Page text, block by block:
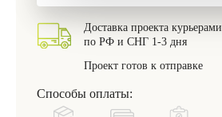
Доставка проекта курьерами
по РФ и СНГ 1-3 дня
Проект готов к отправке
Способы оплаты: